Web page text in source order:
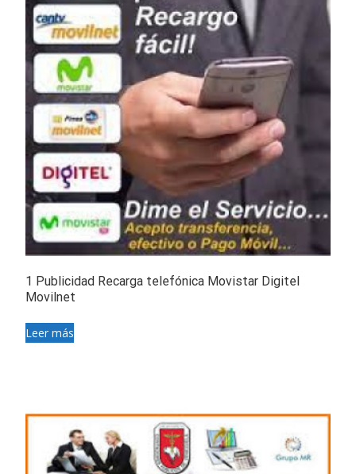
1 Publicidad Recarga telefónica Movistar Digitel
Movilnet
Leer más